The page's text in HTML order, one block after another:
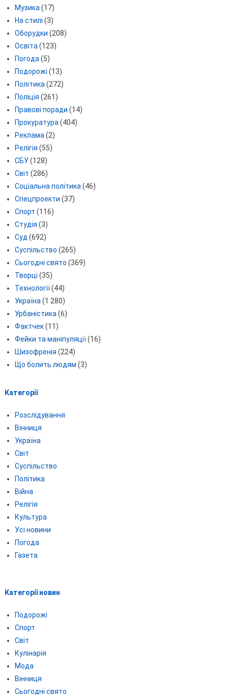
Музика (17)
На стилі (3)
Оборудки (208)
Освіта (123)
Погода (5)
Подорожі (13)
Політика (272)
Поліція (261)
Правові поради (14)
Прокуратура (404)
Реклама (2)
Релігія (55)
СБУ(128)
Світ (286)
Соціальна політика (46)
Спецпроекти (37)
Спорт (116)
Студія (3)
Суд (692)
Суспільство (265)
Сьогодні свято (369)
Творці (35)
Технології(44)
Україна (1 280)
Урбаністика (6)
Фактчек(11)
Фейки та маніпуляції(16)
Шизофренія (224)
Що болить людям (3)
Категорії
Розслідування
Вінниця
Україна
Світ
Суспільство
Політика
Війна
Релігія
Культура
Усі новини
Погода
Газета
Категорії новин
Подорожі
Спорт
Світ
Кулінарія
Мода
Вінниця
Сьогодні свято